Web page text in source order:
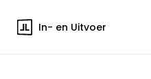
In- en Uitvoer